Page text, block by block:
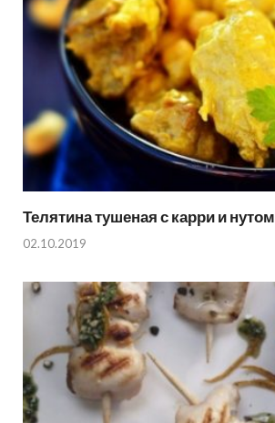
Телятина тушеная с карри и нутом
02.10.2019